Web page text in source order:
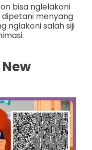
bisa nglelakoni
dipetani menyang
nglakoni salah siji